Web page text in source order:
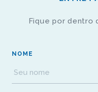
Fique por dentro
NOME